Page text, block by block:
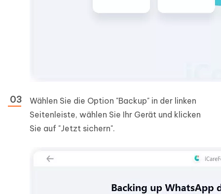
Wählen Sie die Option "Backup" in der linken
Seitenleiste, wählen Sie Ihr Gerät und klicken
Sie auf "Jetzt sichern".